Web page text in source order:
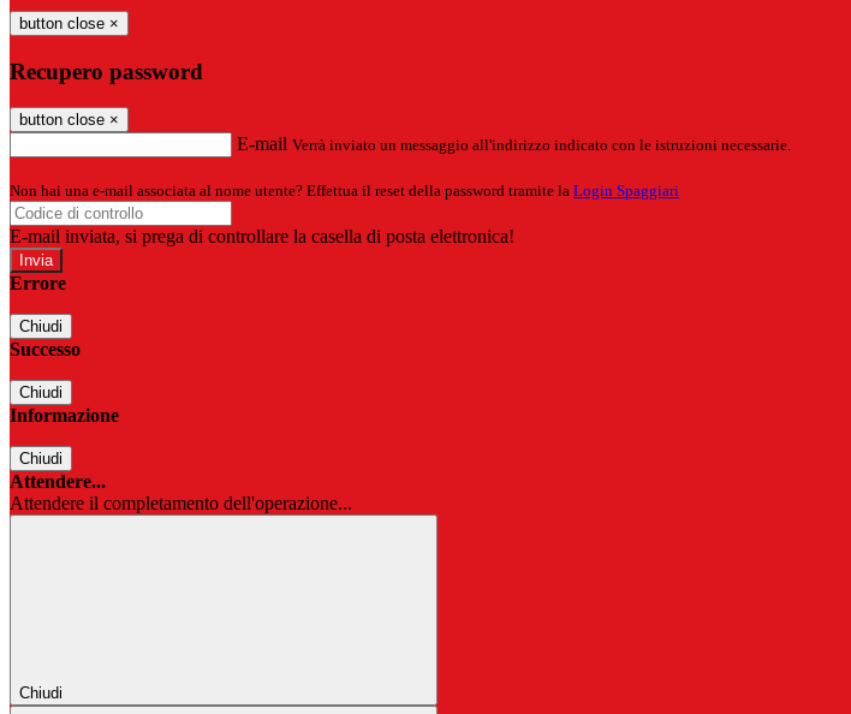
button close ×
Recupero password
button close ×
E-mail Verrà inviato un messaggio all'indirizzo indicato con le istruzioni necessarie.
Non hai una e-mail associata al nome utente? Effettua il reset della password tramite la Login Spaggiari
E-mail inviata, si prega di controllare la casella di posta elettronica!
Errore
Chiudi
Successo
Chiudi
Informazione
Chiudi
Attendere...
Attendere il completamento dell'operazione...
Chiudi